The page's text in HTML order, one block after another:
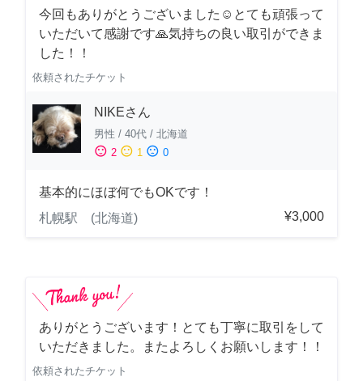
今回もありがとうございました☺️とても頑張って
いただいて感謝です🙏気持ちの良い取引ができま
した！！
依頼されたチケット
NIKEさん
男性 / 40代 / 北海道
sentiment_satisfied 2 sentiment_neutral 1 sentiment_dissatisfied 0
基本的にほぼ何でもOKです！
札幌駅 (北海道)
¥3,000
ありがとうございます！とても丁寧に取引をして
いただきました。またよろしくお願いします！！
依頼されたチケット